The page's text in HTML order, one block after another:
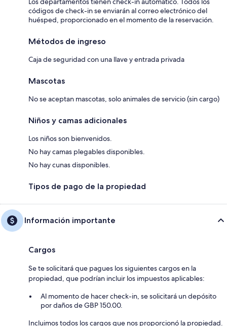
códigos de check-in se enviarán al correo electrónico del
huésped, proporcionado en el momento de la reservación.
Métodos de ingreso
Caja de seguridad con una llave y entrada privada
Mascotas
No se aceptan mascotas, solo animales de servicio (sin cargo)
Niños y camas adicionales
Los niños son bienvenidos.
No hay camas plegables disponibles.
No hay cunas disponibles.
Tipos de pago de la propiedad
Información importante
Cargos
Se te solicitará que pagues los siguientes cargos en la
propiedad, que podrían incluir los impuestos aplicables:
Al momento de hacer check-in, se solicitará un depósito
por daños de GBP 150.00.
Incluimos todos los cargos que nos proporcionó la propiedad.